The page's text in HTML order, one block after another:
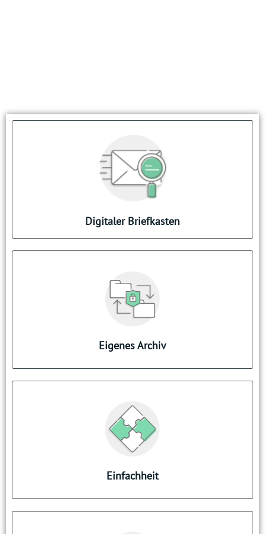
Digitaler Briefkasten
Briefkommunikation digital von allen
Unternehmen erhalten
keine E-Mail-Adresse notwendig
Eigenes Archiv
Zentrale digitale Ablage
Empfangene Dokumente einfach archivieren
Scannen & Ablegen analoger Dokumente
Einfachheit
Nur noch ein Passwort
Zugriff über App oder Web Client
Push Benachrichtigung Eingang neuer